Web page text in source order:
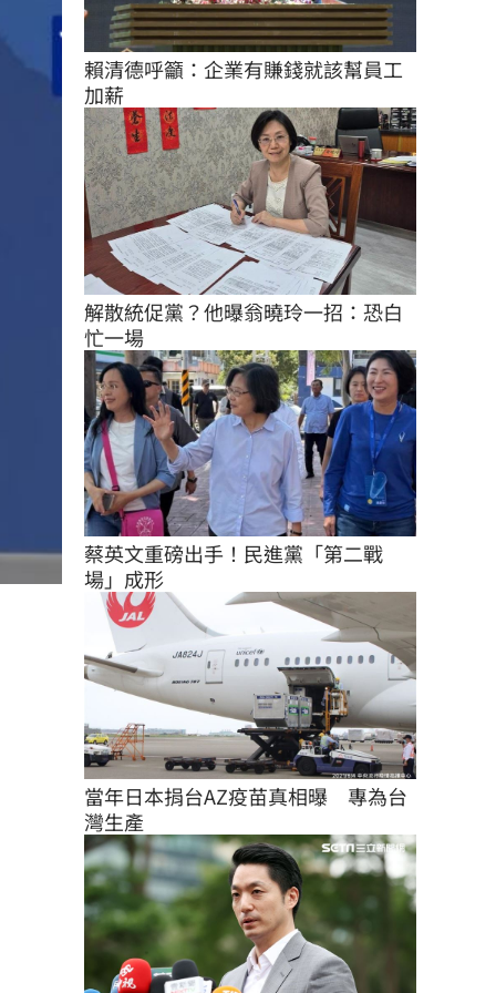
賴清德呼籲：企業有賺錢就該幫員工
加薪
解散統促黨？他曝翁曉玲一招：恐白
忙一場
蔡英文重磅出手！民進黨「第二戰
場」成形
當年日本捐台AZ疫苗真相曝　專為台
灣生產